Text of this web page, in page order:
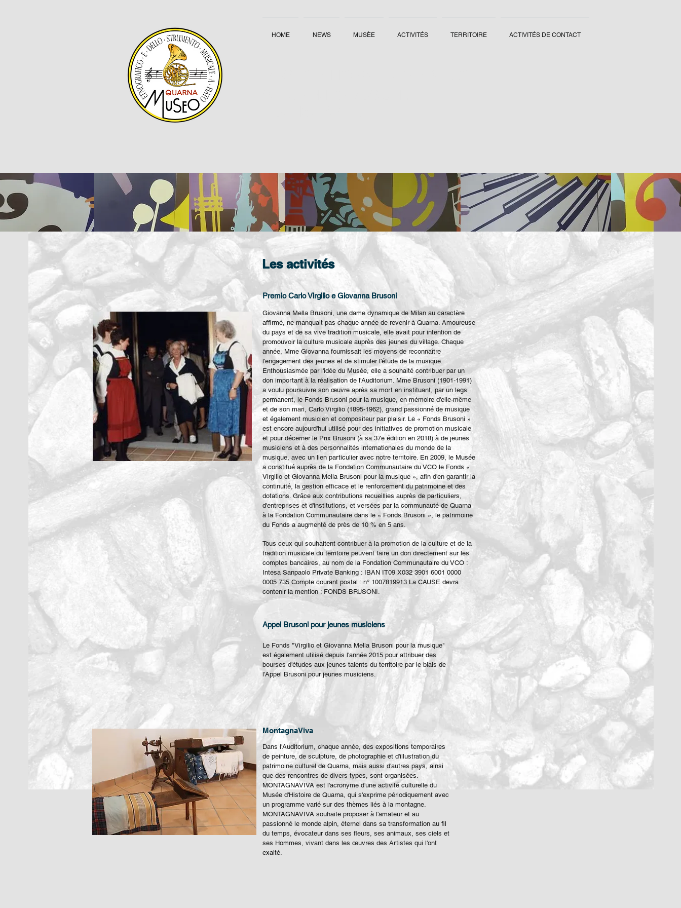
HOME NEWS MUSÈE ACTIVITÉS TERRITOIRE ACTIVITÉS DE CONTACT
Les activités
Premio Carlo Virgilio e Giovanna Brusoni
Giovanna Mella Brusoni, une dame dynamique de Milan au caractère
affirmé, ne manquait pas chaque année de revenir à Quarna. Amoureuse
du pays et de sa vive tradition musicale, elle avait pour intention de
promouvoir la culture musicale auprès des jeunes du village. Chaque
année, Mme Giovanna fournissait les moyens de reconnaître
l'engagement des jeunes et de stimuler l'étude de la musique.
Enthousiasmée par l'idée du Musée, elle a souhaité contribuer par un
don important à la réalisation de l'Auditorium. Mme Brusoni (1901-1991)
a voulu poursuivre son œuvre après sa mort en instituant, par un legs
permanent, le Fonds Brusoni pour la musique, en mémoire d'elle-même
et de son mari, Carlo Virgilio (1895-1962), grand passionné de musique
et également musicien et compositeur par plaisir. Le « Fonds Brusoni »
est encore aujourd'hui utilisé pour des initiatives de promotion musicale
et pour décerner le Prix Brusoni (à sa 37e édition en 2018) à de jeunes
musiciens et à des personnalités internationales du monde de la
musique, avec un lien particulier avec notre territoire. En 2009, le Musée
a constitué auprès de la Fondation Communautaire du VCO le Fonds «
Virgilio et Giovanna Mella Brusoni pour la musique », afin d'en garantir la
continuité, la gestion efficace et le renforcement du patrimoine et des
dotations. Grâce aux contributions recueillies auprès de particuliers,
d'entreprises et d'institutions, et versées par la communauté de Quarna
à la Fondation Communautaire dans le « Fonds Brusoni », le patrimoine
du Fonds a augmenté de près de 10 % en 5 ans.
Tous ceux qui souhaitent contribuer à la promotion de la culture et de la
tradition musicale du territoire peuvent faire un don directement sur les
comptes bancaires, au nom de la Fondation Communautaire du VCO :
Intesa Sanpaolo Private Banking : IBAN IT09 X032 3901 6001 0000
0005 735 Compte courant postal : n° 1007819913 La CAUSE devra
contenir la mention : FONDS BRUSONI.
Appel Brusoni pour jeunes musiciens
Le Fonds "Virgilio et Giovanna Mella Brusoni pour la musique"
est également utilisé depuis l'année 2015 pour attribuer des
bourses d'études aux jeunes talents du territoire par le biais de
l'Appel Brusoni pour jeunes musiciens.
MontagnaViva
Dans l'Auditorium, chaque année, des expositions temporaires
de peinture, de sculpture, de photographie et d'illustration du
patrimoine culturel de Quarna, mais aussi d'autres pays, ainsi
que des rencontres de divers types, sont organisées.
MONTAGNAVIVA est l'acronyme d'une activité culturelle du
Musée d'Histoire de Quarna, qui s'exprime périodiquement avec
un programme varié sur des thèmes liés à la montagne.
MONTAGNAVIVA souhaite proposer à l'amateur et au
passionné le monde alpin, éternel dans sa transformation au fil
du temps, évocateur dans ses fleurs, ses animaux, ses ciels et
ses Hommes, vivant dans les œuvres des Artistes qui l'ont
exalté.